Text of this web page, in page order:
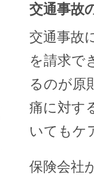
交通事故
交通事故
を請求で
るのが原
痛に対す
いてもケ
保険会社